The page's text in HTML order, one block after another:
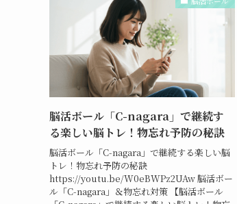
脳活ボール「C-nagara」で継続す
る楽しい脳トレ！物忘れ予防の秘訣
脳活ボール「C-nagara」で継続する楽しい脳
トレ！物忘れ予防の秘訣
https://youtu.be/W0eBWPz2UAw 脳活ボー
ル「C-nagara」＆物忘れ対策 【脳活ボール